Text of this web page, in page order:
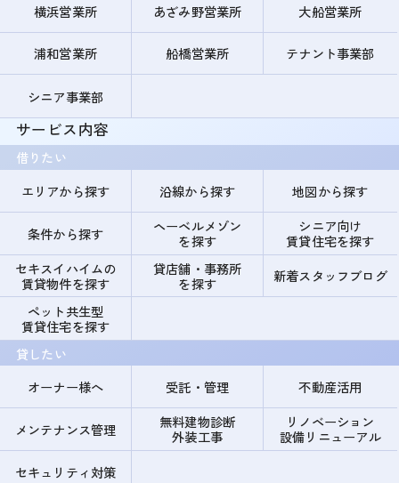
横浜営業所 あざみ野営業所 大船営業所
浦和営業所 船橋営業所 テナント事業部
シニア事業部
サービス内容
借りたい
エリアから探す
沿線から探す 地図から探す
条件から探す
ヘーベルメゾン
を探す
シニア向け
賃貸住宅を探す
セキスイハイムの
賃貸物件を探す
貸店舗・事務所
を探す
新着スタッフブログ
ペット共生型
賃貸住宅を探す
貸したい
オーナー様へ
受託・管理 不動産活用
メンテナンス管理
無料建物診断
外装工事
リノベーション
設備リニューアル
セキュリティ対策